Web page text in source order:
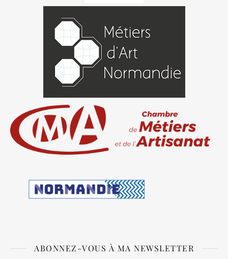
ABONNEZ-VOUS À MA NEWSLETTER